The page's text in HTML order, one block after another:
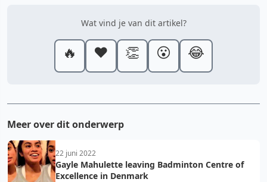
Wat vind je van dit artikel?
🔥 ❤️ 👏 😮 😂
Meer over dit onderwerp
22 juni 2022
Gayle Mahulette leaving Badminton Centre of
Excellence in Denmark